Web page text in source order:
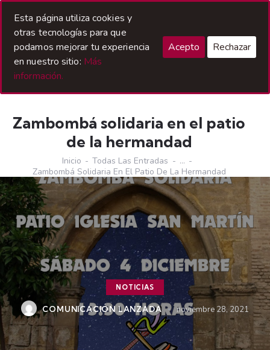
Zambombá solidaria en el patio
de la hermandad
Inicio Todas Las Entradas
...
Zambombá Solidaria En El Patio De La Hermandad
NOTICIAS
COMUNICACIÓN LANZADA noviembre 28, 2021
Esta página utiliza cookies y
otras tecnologías para que
podamos mejorar tu experiencia
en nuestro sitio: Más
información.
Acepto Rechazar